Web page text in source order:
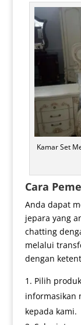
Kamar Set
Cara
Anda dapat
jepara yang
chatting
melalui
dengan
Pilih
informasikan
kepada kami.